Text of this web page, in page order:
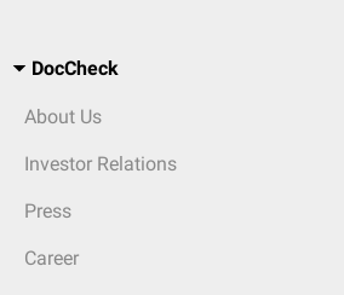
DocCheck
About Us
Investor Relations
Press
Career